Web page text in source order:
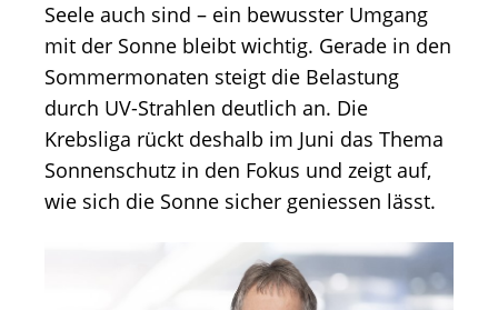
Seele auch sind – ein bewusster Umgang
mit der Sonne bleibt wichtig. Gerade in den
Sommermonaten steigt die Belastung
durch UV-Strahlen deutlich an. Die
Krebsliga rückt deshalb im Juni das Thema
Sonnenschutz in den Fokus und zeigt auf,
wie sich die Sonne sicher geniessen lässt.